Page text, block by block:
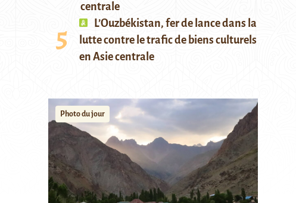
centrale
L’Ouzbékistan, fer de lance dans la
lutte contre le trafic de biens culturels
en Asie centrale
Photo du jour